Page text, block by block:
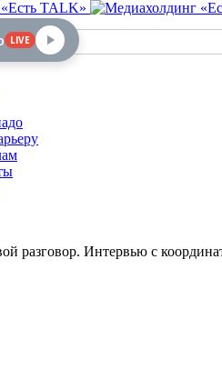
разговор. Интервью с
LIVE